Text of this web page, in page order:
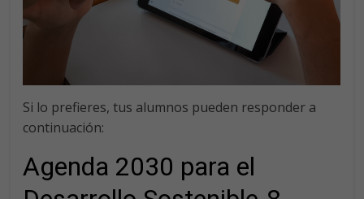
Si lo prefieres, tus alumnos pueden responder a
continuación: